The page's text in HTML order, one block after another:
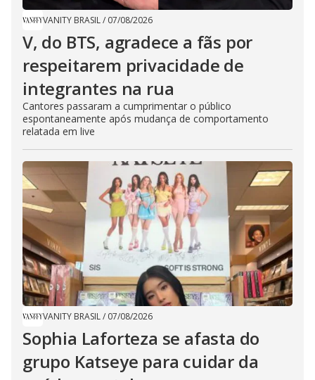
VANITY BRASIL/ 07/08/2026
V, do BTS, agradece a fãs por
respeitarem privacidade de
integrantes na rua
Cantores passaram a cumprimentar o público
espontaneamente após mudança de comportamento
relatada em live
VANITY BRASIL/ 07/08/2026
Sophia Laforteza se afasta do
grupo Katseye para cuidar da